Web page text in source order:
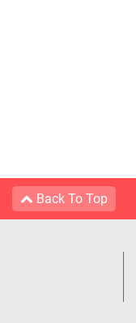
Back To Top